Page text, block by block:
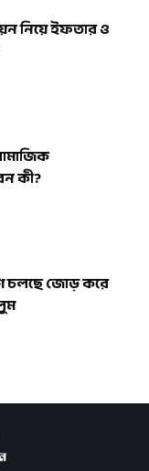
নিয়ে ইফতার ও
কী?
চলছে জোড় করে